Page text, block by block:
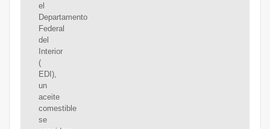
el
Departamento
Federal
del
Interior
(
EDI),
un
aceite
comestible
se